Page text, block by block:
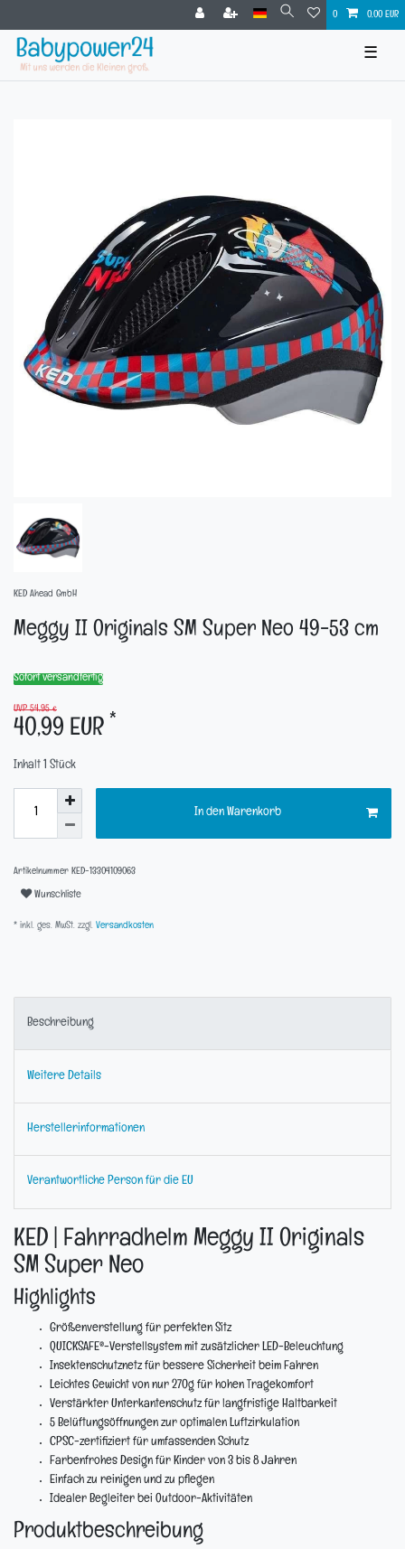
0 0,00 EUR
☰
KED Ahead GmbH
Meggy II Originals SM Super Neo 49-53 cm
Sofort versandfertig
UVP 54,95 €
40,99 EUR
*
Inhalt Stück
In den Warenkorb
Artikelnummer KED-13304109063
Wunschliste
* inkl. ges. MwSt. zzgl. Versandkosten
Beschreibung
Weitere Details
Herstellerinformationen
Verantwortliche Person für die EU
KED | Fahrradhelm Meggy II Originals
SM Super Neo
Highlights
Größenverstellung für perfekten Sitz
QUICKSAFE®-Verstellsystem mit zusätzlicher LED-Beleuchtung
Insektenschutznetz für bessere Sicherheit beim Fahren
Leichtes Gewicht von nur 270g für hohen Tragekomfort
Verstärkter Unterkantenschutz für langfristige Haltbarkeit
5 Belüftungsöffnungen zur optimalen Luftzirkulation
CPSC-zertifiziert für umfassenden Schutz
Farbenfrohes Design für Kinder von 3 bis 8 Jahren
Einfach zu reinigen und zu pflegen
Idealer Begleiter bei Outdoor-Aktivitäten
Produktbeschreibung